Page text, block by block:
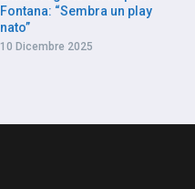
Fontana: “Sembra un play
nato”
10 Dicembre 2025